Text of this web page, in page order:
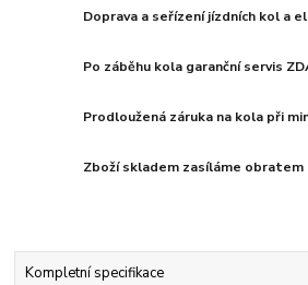
Doprava a seřízení jízdních kol a
Po záběhu kola garanční servis
Prodloužená záruka na kola při
Zboží skladem zasíláme obratem
Kompletní specifikace